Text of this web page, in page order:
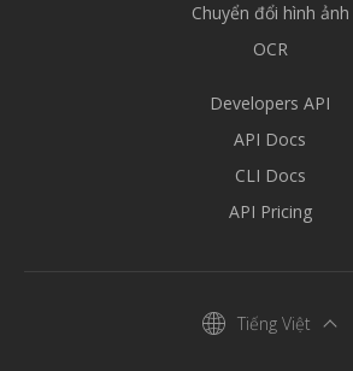
Chuyển đổi hình ảnh
OCR
Developers API
API Docs
CLI Docs
API Pricing
Tiếng Việt